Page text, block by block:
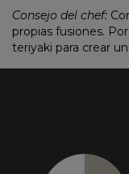
Consejo del chef:
propias fusiones.
teriyaki para crear